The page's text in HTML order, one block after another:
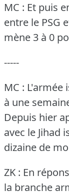
MC : Et puis
entre le PSG
mène 3 à 0
-----
MC :
à une
Depuis hier
avec le Jihad
dizaine de
ZK : En
la branche